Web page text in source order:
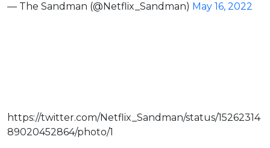
— The Sandman (@Netflix_Sandman) May 16, 2022
https://twitter.com/Netflix_Sandman/status/15262314
89020452864/photo/1